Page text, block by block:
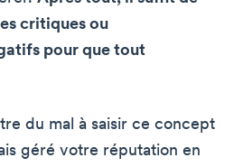
critiques ou
pour que tout
du mal à saisir ce concept
géré votre réputation en